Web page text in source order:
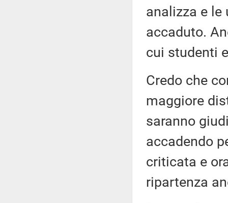
analizza e le
accaduto.
cui studenti
Credo che
maggiore
saranno
accadendo
criticata e
ripartenza